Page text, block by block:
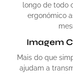
longo de todo
ergonómico
Imagem
Mais do que
ajudam a